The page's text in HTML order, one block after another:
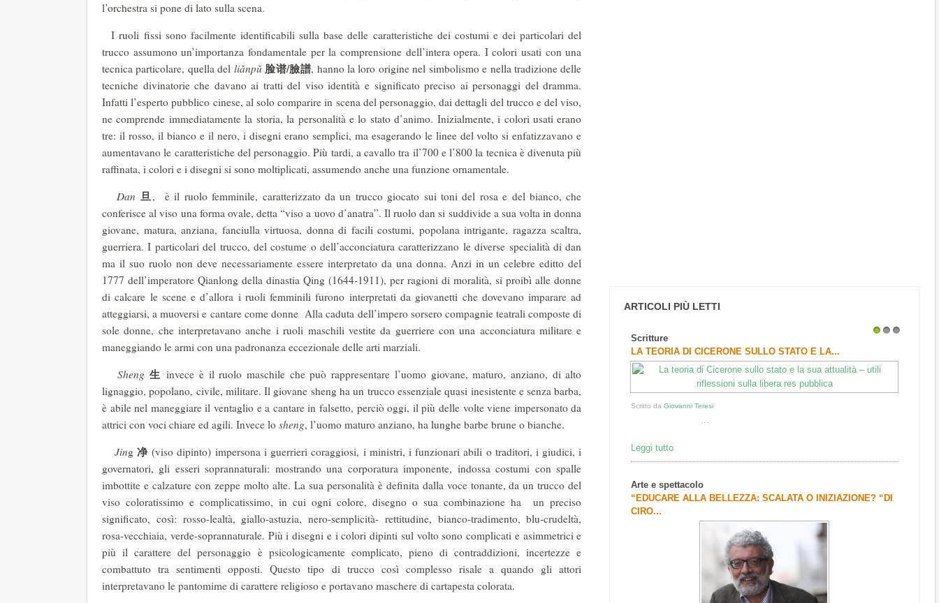
l’orchestra si pone di lato sulla scena.
I ruoli fissi sono facilmente identificabili sulla base delle caratteristiche dei costumi e dei particolari del
trucco assumono un’importanza fondamentale per la comprensione dell’intera opera. I colori usati con una
tecnica particolare, quella del liǎnpǔ 脸谱/臉譜, hanno la loro origine nel simbolismo e nella tradizione delle
tecniche divinatorie che davano ai tratti del viso identità e significato preciso ai personaggi del dramma.
Infatti l’esperto pubblico cinese, al solo comparire in scena del personaggio, dai dettagli del trucco e del viso,
ne comprende immediatamente la storia, la personalità e lo stato d’animo. Inizialmente, i colori usati erano
tre: il rosso, il bianco e il nero, i disegni erano semplici, ma esagerando le linee del volto si enfatizzavano e
aumentavano le caratteristiche del personaggio. Più tardi, a cavallo tra il’700 e l’800 la tecnica è divenuta più
raffinata, i colori e i disegni si sono moltiplicati, assumendo anche una funzione ornamentale.
Dan 旦, è il ruolo femminile, caratterizzato da un trucco giocato sui toni del rosa e del bianco, che
conferisce al viso una forma ovale, detta “viso a uovo d’anatra”. Il ruolo dan si suddivide a sua volta in donna
giovane, matura, anziana, fanciulla virtuosa, donna di facili costumi, popolana intrigante, ragazza scaltra,
guerriera. I particolari del trucco, del costume o dell’acconciatura caratterizzano le diverse specialità di dan
ma il suo ruolo non deve necessariamente essere interpretato da una donna. Anzi in un celebre editto del
1777 dell’imperatore Qianlong della dinastia Qing (1644-1911), per ragioni di moralità, si proibì alle donne
di calcare le scene e d’allora i ruoli femminili furono interpretati da giovanetti che dovevano imparare ad
atteggiarsi, a muoversi e cantare come donne Alla caduta dell’impero sorsero compagnie teatrali composte di
sole donne, che interpretavano anche i ruoli maschili vestite da guerriere con una acconciatura militare e
maneggiando le armi con una padronanza eccezionale delle arti marziali.
Sheng 生 invece è il ruolo maschile che può rappresentare l’uomo giovane, maturo, anziano, di alto
lignaggio, popolano, civile, militare. Il giovane sheng ha un trucco essenziale quasi inesistente e senza barba,
è abile nel maneggiare il ventaglio e a cantare in falsetto, perciò oggi, il più delle volte viene impersonato da
attrici con voci chiare ed agili. Invece lo sheng, l’uomo maturo anziano, ha lunghe barbe brune o bianche.
Jing 净 (viso dipinto) impersona i guerrieri coraggiosi, i ministri, i funzionari abili o traditori, i giudici, i
governatori, gli esseri soprannaturali: mostrando una corporatura imponente, indossa costumi con spalle
imbottite e calzature con zeppe molto alte. La sua personalità è definita dalla voce tonante, da un trucco del
viso coloratissimo e complicatissimo, in cui ogni colore, disegno o sua combinazione ha un preciso
significato, così: rosso-lealtà, giallo-astuzia, nero-semplicità- rettitudine, bianco-tradimento, blu-crudeltà,
rosa-vecchiaia, verde-soprannaturale. Più i disegni e i colori dipinti sul volto sono complicati e asimmetrici e
più il carattere del personaggio è psicologicamente complicato, pieno di contraddizioni, incertezze e
combattuto tra sentimenti opposti. Questo tipo di trucco così complesso risale a quando gli attori
interpretavano le pantomime di carattere religioso e portavano maschere di cartapesta colorata.
ARTICOLI PIÙ LETTI
Scritture
LA TEORIA DI CICERONE SULLO STATO E LA...
Scritto daGiovanni Teresi
...
Leggi tutto
Arte e spettacolo
“EDUCARE ALLA BELLEZZA: SCALATA O INIZIAZIONE? “DI
CIRO...